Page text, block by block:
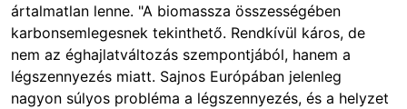
ártalmatlan lenne. "A biomassza összességében
karbonsemlegesnek tekinthető. Rendkívül káros, de
nem az éghajlatváltozás szempontjából, hanem a
légszennyezés miatt. Sajnos Európában jelenleg
nagyon súlyos probléma a légszennyezés, és a helyzet